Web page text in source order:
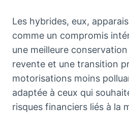
Les hybrides, eux,
comme un compromis
une meilleure
revente et une transition
motorisations moins
adaptée à ceux qui
risques financiers liés à la